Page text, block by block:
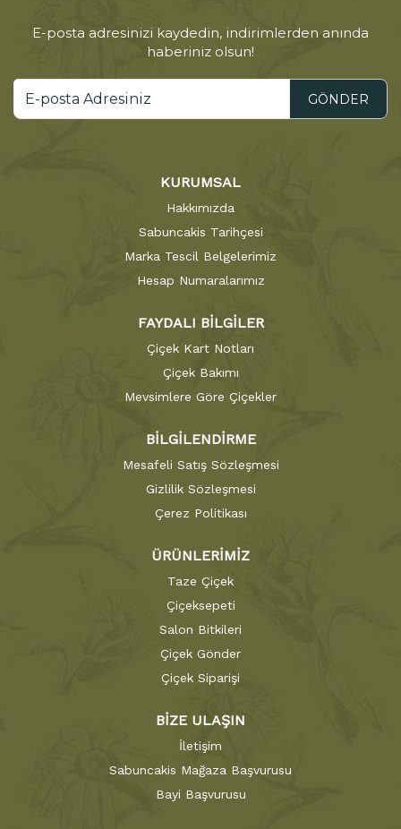
E-posta adresinizi kaydedin, indirimlerden anında
haberiniz olsun!
GÖNDER
KURUMSAL
Hakkımızda
Sabuncakis Tarihçesi
Marka Tescil Belgelerimiz
Hesap Numaralarımız
FAYDALI BİLGİLER
Çiçek Kart Notları
Çiçek Bakımı
Mevsimlere Göre Çiçekler
BİLGİLENDİRME
Mesafeli Satış Sözleşmesi
Gizlilik Sözleşmesi
Çerez Politikası
ÜRÜNLERİMİZ
Taze Çiçek
Çiçeksepeti
Salon Bitkileri
Çiçek Gönder
Çiçek Siparişi
BİZE ULAŞIN
İletişim
Sabuncakis Mağaza Başvurusu
Bayi Başvurusu